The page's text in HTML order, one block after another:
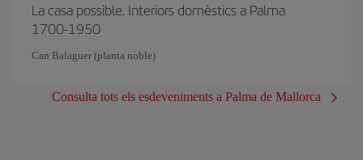
La casa possible. Interiors domèstics a Palma
1700-1950
Can Balaguer (planta noble)
Consulta tots els esdeveniments a Palma de Mallorca